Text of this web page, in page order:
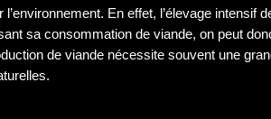
En effet, l’élevage intensif
sa consommation de viande, on peut
de viande nécessite souvent une